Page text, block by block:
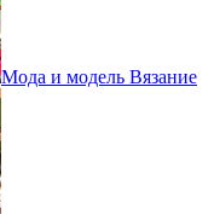
Мода и модель Вязание